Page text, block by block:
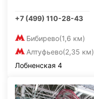
+7 (499) 110-28-43
Бибирево(1,6 км)
Алтуфьево(2,35 км)
Лобненская 4